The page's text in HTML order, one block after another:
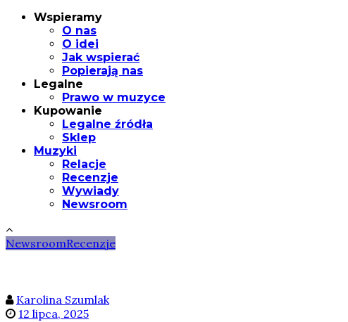
Wspieramy
O nas
O idei
Jak wspierać
Popierają nas
Legalne
Prawo w muzyce
Kupowanie
Legalne źródła
Sklep
Muzyki
Relacje
Recenzje
Wywiady
Newsroom
NewsroomRecenzje
Karolina Szumlak
12 lipca, 2025